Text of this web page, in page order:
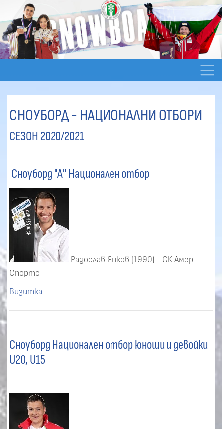
СНОУБОРД - НАЦИОНАЛНИ ОТБОРИ
СЕЗОН 2020/2021
Сноуборд "А" Национален отбор
Радослав Янков (1990) - СК Амер
Спортс
Визитка
Сноуборд Национален отбор юноши и девойки
U20, U15